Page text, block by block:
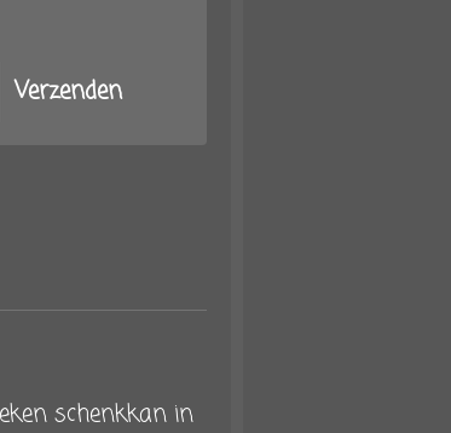
Verzenden
schenkkan in